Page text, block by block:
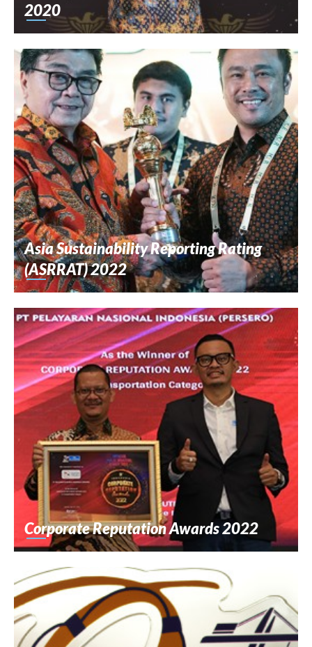
2020
Asia Sustainability Reporting Rating
(ASRRAT) 2022
Corporate Reputation Awards 2022